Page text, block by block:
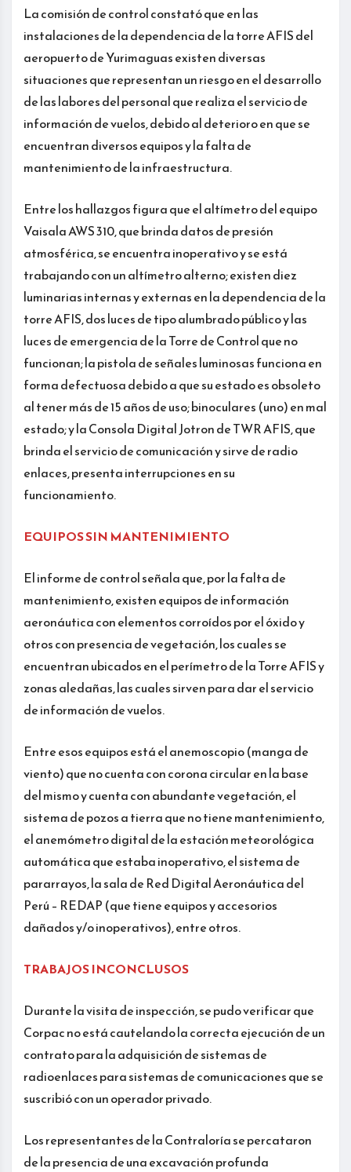
La comisión de control constató que en las
instalaciones de la dependencia de la torre AFIS del
aeropuerto de Yurimaguas existen diversas
situaciones que representan un riesgo en el desarrollo
de las labores del personal que realiza el servicio de
información de vuelos, debido al deterioro en que se
encuentran diversos equipos y la falta de
mantenimiento de la infraestructura.
Entre los hallazgos figura que el altímetro del equipo
Vaisala AWS 310, que brinda datos de presión
atmosférica, se encuentra inoperativo y se está
trabajando con un altímetro alterno; existen diez
luminarias internas y externas en la dependencia de la
torre AFIS, dos luces de tipo alumbrado público y las
luces de emergencia de la Torre de Control que no
funcionan; la pistola de señales luminosas funciona en
forma defectuosa debido a que su estado es obsoleto
al tener más de 15 años de uso; binoculares (uno) en mal
estado; y la Consola Digital Jotron de TWR AFIS, que
brinda el servicio de comunicación y sirve de radio
enlaces, presenta interrupciones en su
funcionamiento.
EQUIPOS SIN MANTENIMIENTO
El informe de control señala que, por la falta de
mantenimiento, existen equipos de información
aeronáutica con elementos corroídos por el óxido y
otros con presencia de vegetación, los cuales se
encuentran ubicados en el perímetro de la Torre AFIS y
zonas aledañas, las cuales sirven para dar el servicio
de información de vuelos.
Entre esos equipos está el anemoscopio (manga de
viento) que no cuenta con corona circular en la base
del mismo y cuenta con abundante vegetación, el
sistema de pozos a tierra que no tiene mantenimiento,
el anemómetro digital de la estación meteorológica
automática que estaba inoperativo, el sistema de
pararrayos, la sala de Red Digital Aeronáutica del
Perú – REDAP (que tiene equipos y accesorios
dañados y/o inoperativos), entre otros.
TRABAJOS INCONCLUSOS
Durante la visita de inspección, se pudo verificar que
Corpac no está cautelando la correcta ejecución de un
contrato para la adquisición de sistemas de
radioenlaces para sistemas de comunicaciones que se
suscribió con un operador privado.
Los representantes de la Contraloría se percataron
de la presencia de una excavación profunda